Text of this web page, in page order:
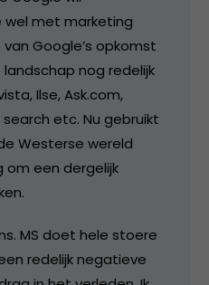
met marketing
van Google’s opkomst
nog redelijk
Ilse, Ask.com,
search etc. Nu gebruikt
Westerse wereld
om een dergelijk
MS doet hele stoere
redelijk negatieve